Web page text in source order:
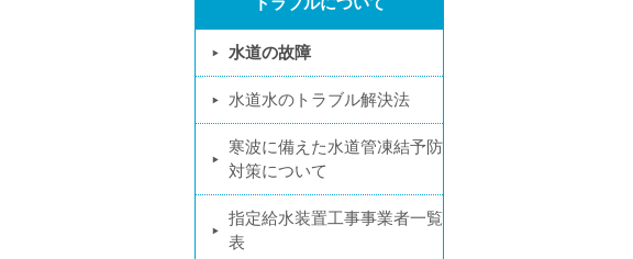
水道の故障
水道水のトラブル解決法
寒波に備えた水道管凍結予防
対策について
指定給水装置工事事業者一覧
表